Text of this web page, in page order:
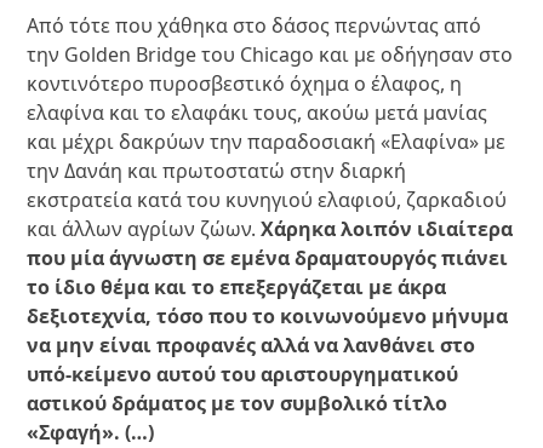
Από τότε που χάθηκα στο δάσος περνώντας από
την Golden Bridge του Chicago και με οδήγησαν στο
κοντινότερο πυροσβεστικό όχημα ο έλαφος, η
ελαφίνα και το ελαφάκι τους, ακούω μετά μανίας
και μέχρι δακρύων την παραδοσιακή «Ελαφίνα» με
την Δανάη και πρωτοστατώ στην διαρκή
εκστρατεία κατά του κυνηγιού ελαφιού, ζαρκαδιού
και άλλων αγρίων ζώων.Χάρηκα λοιπόν ιδιαίτερα
που μία άγνωστη σε εμένα δραματουργός πιάνει
το ίδιο θέμα και το επεξεργάζεται με άκρα
δεξιοτεχνία, τόσο που το κοινωνούμενο μήνυμα
να μην είναι προφανές αλλά να λανθάνει στο
υπό-κείμενο αυτού του αριστουργηματικού
αστικού δράματος με τον συμβολικό τίτλο
«Σφαγή». (…)